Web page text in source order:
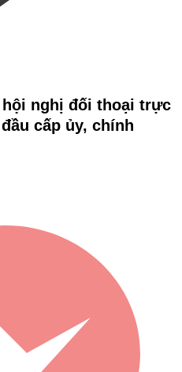
nghị đối thoại trực
cấp ủy, chính